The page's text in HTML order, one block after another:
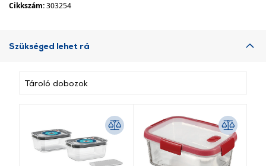
Cikkszám:303254
Szükséged lehet rá
Tároló dobozok